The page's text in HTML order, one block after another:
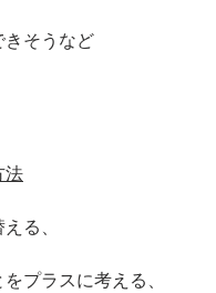
きそうなど
法
る、
プラスに考える、